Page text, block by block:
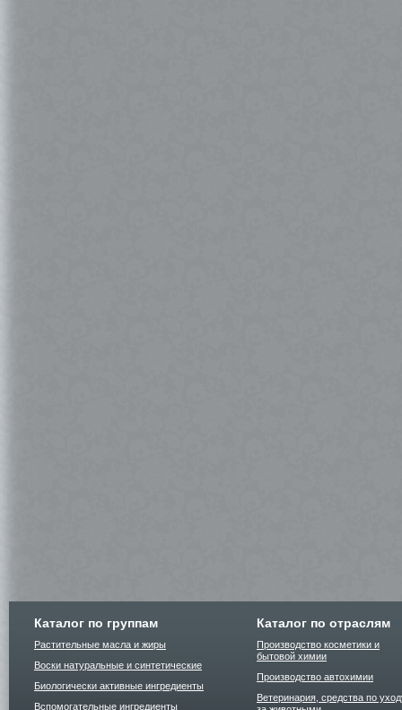
Каталог по группам
Растительные масла и жиры
Воски натуральные и синтетические
Биологически активные ингредиенты
Вспомогательные ингредиенты
Каталог по отраслям
Производство косметики и
бытовой химии
Производство автохимии
Ветеринария, средства по